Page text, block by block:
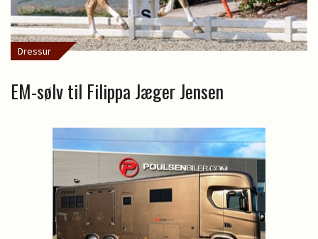
Dressur
EM-sølv til Filippa Jæger Jensen